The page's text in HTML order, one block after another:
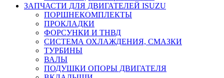
ЗАПЧАСТИ ДЛЯ ДВИГАТЕЛЕЙ ISUZU
ПОРШНЕКОМПЛЕКТЫ
ПРОКЛАДКИ
ФОРСУНКИ И ТНВД
СИСТЕМА ОХЛАЖДЕНИЯ, СМАЗКИ
ТУРБИНЫ
ВАЛЫ
ПОДУШКИ ОПОРЫ ДВИГАТЕЛЯ